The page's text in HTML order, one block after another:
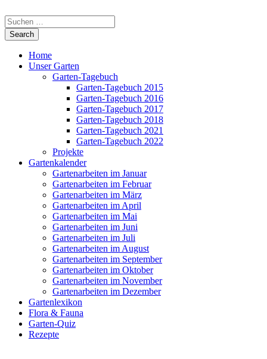
Home
Unser Garten
Garten-Tagebuch
Garten-Tagebuch 2015
Garten-Tagebuch 2016
Garten-Tagebuch 2017
Garten-Tagebuch 2018
Garten-Tagebuch 2021
Garten-Tagebuch 2022
Projekte
Gartenkalender
Gartenarbeiten im Januar
Gartenarbeiten im Februar
Gartenarbeiten im März
Gartenarbeiten im April
Gartenarbeiten im Mai
Gartenarbeiten im Juni
Gartenarbeiten im Juli
Gartenarbeiten im August
Gartenarbeiten im September
Gartenarbeiten im Oktober
Gartenarbeiten im November
Gartenarbeiten im Dezember
Gartenlexikon
Flora & Fauna
Garten-Quiz
Rezepte